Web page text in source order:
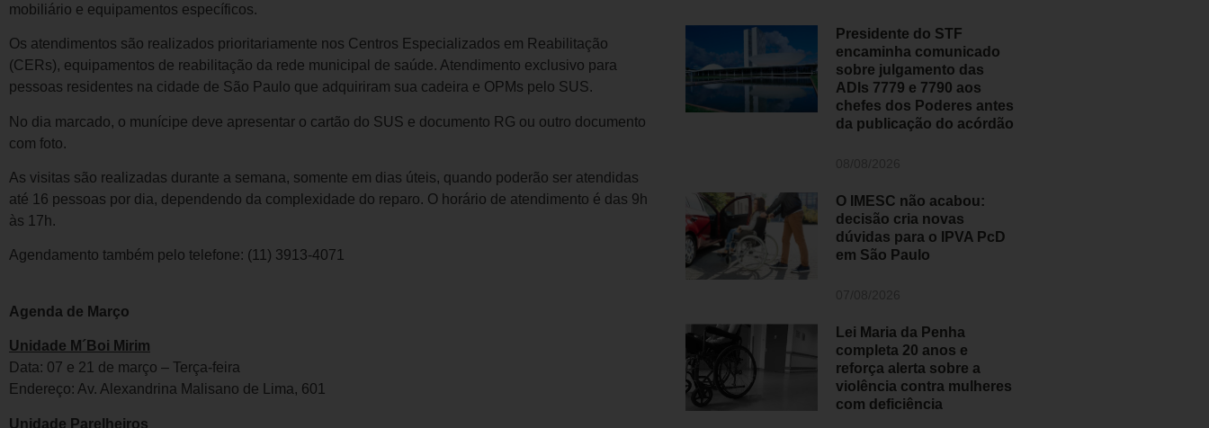
mobiliário e equipamentos específicos.
Os atendimentos são realizados prioritariamente nos Centros Especializados em Reabilitação
(CERs), equipamentos de reabilitação da rede municipal de saúde. Atendimento exclusivo para
pessoas residentes na cidade de São Paulo que adquiriram sua cadeira e OPMs pelo SUS.
No dia marcado, o munícipe deve apresentar o cartão do SUS e documento RG ou outro documento
com foto.
As visitas são realizadas durante a semana, somente em dias úteis, quando poderão ser atendidas
até 16 pessoas por dia, dependendo da complexidade do reparo. O horário de atendimento é das 9h
às 17h.
Agendamento também pelo telefone: (11) 3913-4071
Agenda de Março
Unidade M´Boi Mirim
Data: 07 e 21 de março – Terça-feira
Endereço: Av. Alexandrina Malisano de Lima, 601
Unidade Parelheiros
Presidente do STF
encaminha comunicado
sobre julgamento das
ADIs 7779 e 7790 aos
chefes dos Poderes antes
da publicação do acórdão
O IMESC não acabou:
decisão cria novas
dúvidas para o IPVA PcD
em São Paulo
Lei Maria da Penha
completa 20 anos e
reforça alerta sobre a
violência contra mulheres
com deficiência